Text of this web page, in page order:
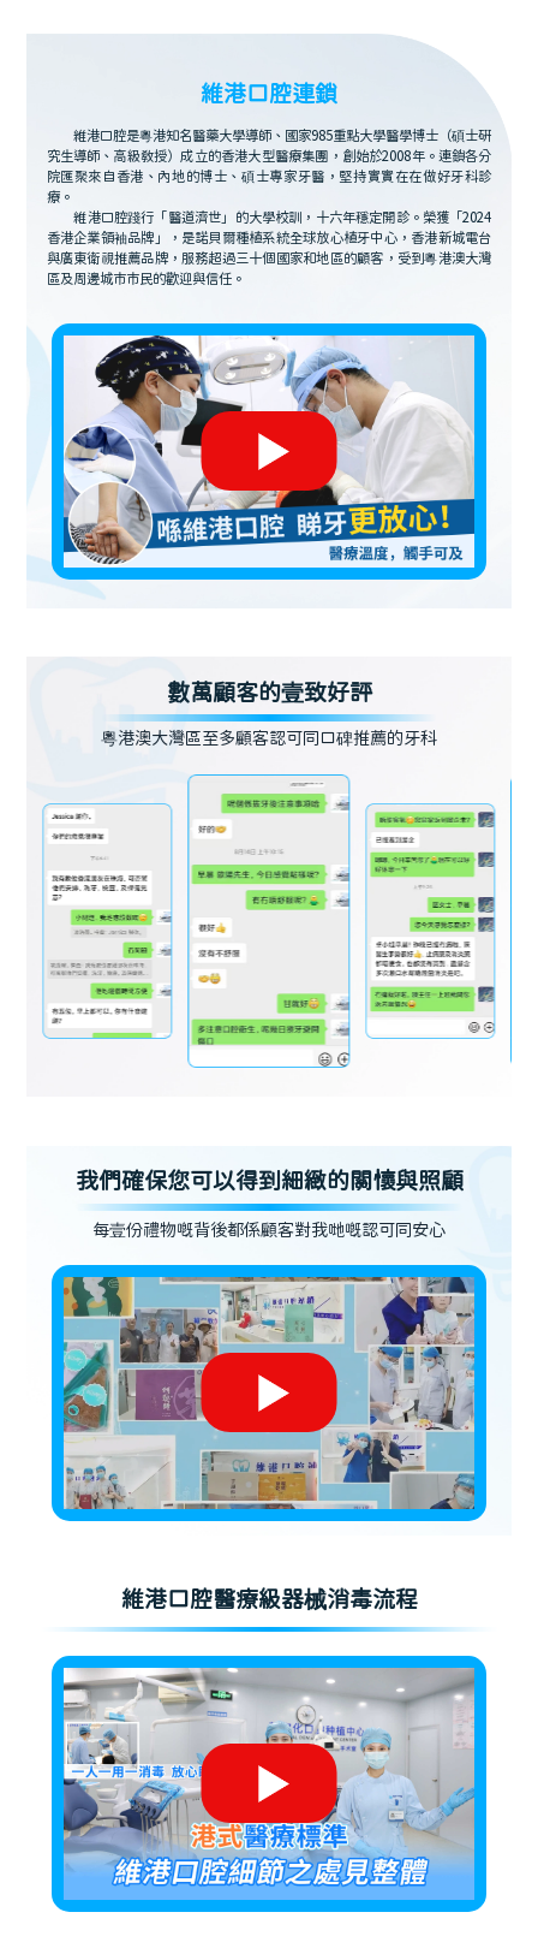
維港口腔連鎖
維港口腔是粵港知名醫藥大學導師、國家985重點大學醫學博士（碩士研
究生導師、高級教授）成立的香港大型醫療集團，創始於2008年。連鎖各分
院匯聚來自香港、內地的博士、碩士專家牙醫，堅持實實在在做好牙科診
療。
維港口腔踐行「醫道濟世」的大學校訓，十六年穩定開診。榮獲「2024
香港企業領袖品牌」，是諾貝爾種植系統全球放心植牙中心，香港新城電台
與廣東衛視推薦品牌，服務超過三十個國家和地區的顧客，受到粵港澳大灣
區及周邊城市市民的歡迎與信任。
數萬顧客的壹致好評
粵港澳大灣區至多顧客認可同口碑推薦的牙科
我們確保您可以得到細緻的關懷與照顧
每壹份禮物嘅背後都係顧客對我哋嘅認可同安心
維港口腔醫療級器械消毒流程